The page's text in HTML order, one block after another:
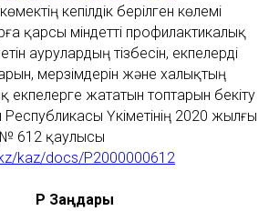
кепілдік берілген көлемі
қарсы міндетті профилактикалық
аурулардың тізбесін, екпелерді
мерзімдерін және халықтың
екпелерге жататын топтарын бекіту
Республикасы Үкіметінің 2020 жылғы
№ 612 қаулысы
kaz/docs/P2000000612
ҚР Заңдары